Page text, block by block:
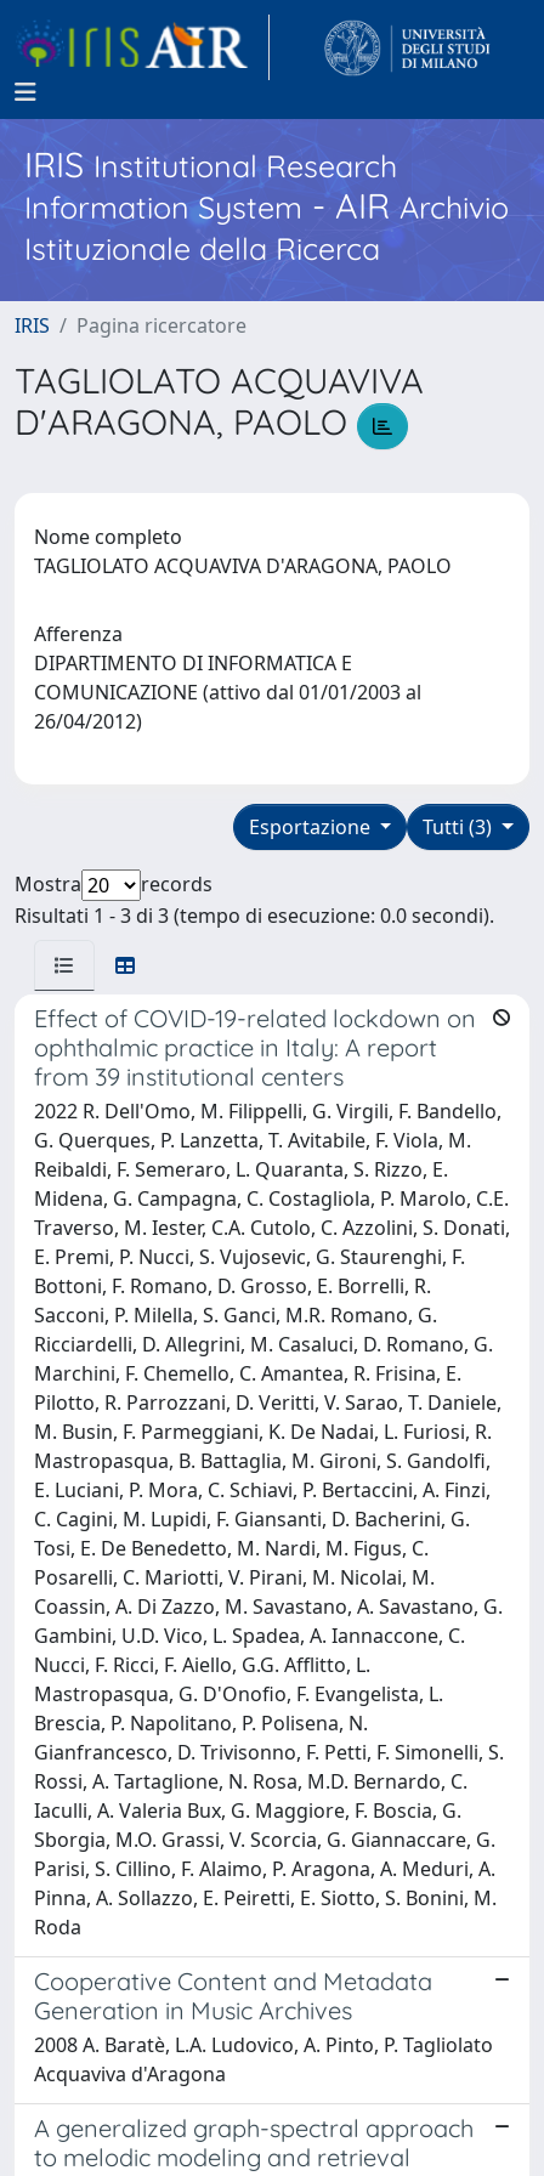
IRISInstitutional Research
Information System - AIR Archivio
Istituzionale della Ricerca
IRIS Pagina ricercatore
TAGLIOLATO ACQUAVIVA
D'ARAGONA, PAOLO
Nome completo
TAGLIOLATO ACQUAVIVA D'ARAGONA, PAOLO
Afferenza
DIPARTIMENTO DI INFORMATICA E
COMUNICAZIONE (attivo dal 01/01/2003 al
26/04/2012)
Tutti (3)
Esportazione
Mostra
records
Risultati 1 - 3 di 3 (tempo di esecuzione: 0.0 secondi).
Effect of COVID-19-related lockdown on
ophthalmic practice in Italy: A report
from 39 institutional centers
2022 R. Dell'Omo, M. Filippelli, G. Virgili, F. Bandello,
G. Querques, P. Lanzetta, T. Avitabile, F. Viola, M.
Reibaldi, F. Semeraro, L. Quaranta, S. Rizzo, E.
Midena, G. Campagna, C. Costagliola, P. Marolo, C.E.
Traverso, M. Iester, C.A. Cutolo, C. Azzolini, S. Donati,
E. Premi, P. Nucci, S. Vujosevic, G. Staurenghi, F.
Bottoni, F. Romano, D. Grosso, E. Borrelli, R.
Sacconi, P. Milella, S. Ganci, M.R. Romano, G.
Ricciardelli, D. Allegrini, M. Casaluci, D. Romano, G.
Marchini, F. Chemello, C. Amantea, R. Frisina, E.
Pilotto, R. Parrozzani, D. Veritti, V. Sarao, T. Daniele,
M. Busin, F. Parmeggiani, K. De Nadai, L. Furiosi, R.
Mastropasqua, B. Battaglia, M. Gironi, S. Gandolfi,
E. Luciani, P. Mora, C. Schiavi, P. Bertaccini, A. Finzi,
C. Cagini, M. Lupidi, F. Giansanti, D. Bacherini, G.
Tosi, E. De Benedetto, M. Nardi, M. Figus, C.
Posarelli, C. Mariotti, V. Pirani, M. Nicolai, M.
Coassin, A. Di Zazzo, M. Savastano, A. Savastano, G.
Gambini, U.D. Vico, L. Spadea, A. Iannaccone, C.
Nucci, F. Ricci, F. Aiello, G.G. Afflitto, L.
Mastropasqua, G. D'Onofio, F. Evangelista, L.
Brescia, P. Napolitano, P. Polisena, N.
Gianfrancesco, D. Trivisonno, F. Petti, F. Simonelli, S.
Rossi, A. Tartaglione, N. Rosa, M.D. Bernardo, C.
Iaculli, A. Valeria Bux, G. Maggiore, F. Boscia, G.
Sborgia, M.O. Grassi, V. Scorcia, G. Giannaccare, G.
Parisi, S. Cillino, F. Alaimo, P. Aragona, A. Meduri, A.
Pinna, A. Sollazzo, E. Peiretti, E. Siotto, S. Bonini, M.
Roda
Cooperative Content and Metadata
Generation in Music Archives
2008 A. Baratè, L.A. Ludovico, A. Pinto, P. Tagliolato
Acquaviva d'Aragona
A generalized graph-spectral approach
to melodic modeling and retrieval